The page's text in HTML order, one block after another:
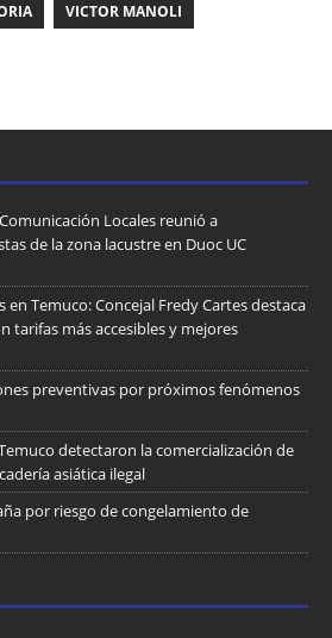
VICTOR MANOLI
Locales reunió a
de la zona lacustre en Duoc UC
Temuco: Concejal Fredy Cartes destaca
tarifas más accesibles y mejores
preventivas por próximos fenómenos
detectaron la comercialización de
asiática ilegal
por riesgo de congelamiento de